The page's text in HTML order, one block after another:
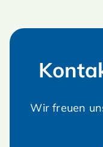
Wir freuen